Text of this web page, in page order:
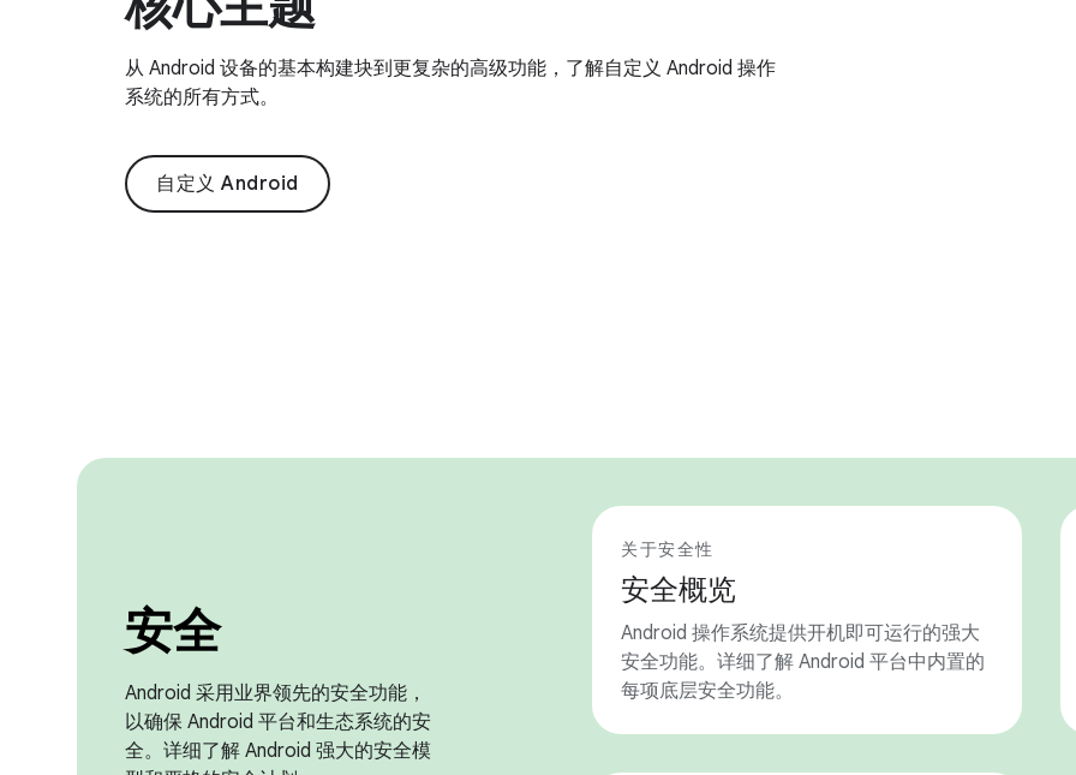
从 Android 设备的基本构建块到更复杂的高级功能，了解自定义 Android 操作
系统的所有方式。
自定义 Android
安全
Android 采用业界领先的安全功能，
以确保 Android 平台和生态系统的安
全。详细了解 Android 强大的安全模
关于安全性
安全概览
Android 操作系统提供开机即可运行的强大
安全功能。详细了解 Android 平台中内置的
每项底层安全功能。